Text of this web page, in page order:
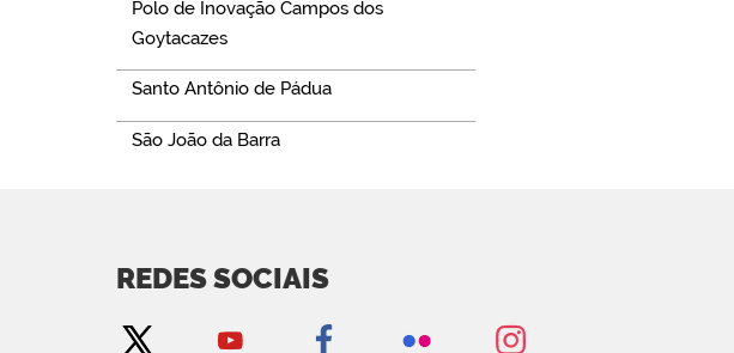
Polo de Inovação Campos dos
Goytacazes
Santo Antônio de Pádua
São João da Barra
REDES SOCIAIS